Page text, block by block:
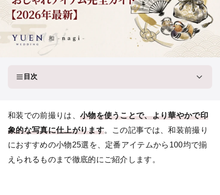
目次
和装での前撮りは、 小物を使うことで、より華やかで印
象的な写真に仕上がります。この記事では、和装前撮り
におすすめの小物25選を、定番アイテムから100均で揃
えられるものまで徹底的にご紹介します。